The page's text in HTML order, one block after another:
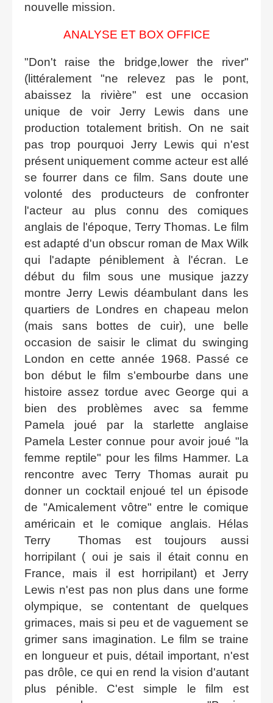
nouvelle mission.
ANALYSE ET BOX OFFICE
"Don't raise the bridge,lower the river"
(littéralement "ne relevez pas le pont,
abaissez la rivière" est une occasion
unique de voir Jerry Lewis dans une
production totalement british. On ne sait
pas trop pourquoi Jerry Lewis qui n'est
présent uniquement comme acteur est allé
se fourrer dans ce film. Sans doute une
volonté des producteurs de confronter
l'acteur au plus connu des comiques
anglais de l'époque, Terry Thomas. Le film
est adapté d'un obscur roman de Max Wilk
qui l'adapte péniblement à l'écran. Le
début du film sous une musique jazzy
montre Jerry Lewis déambulant dans les
quartiers de Londres en chapeau melon
(mais sans bottes de cuir), une belle
occasion de saisir le climat du swinging
London en cette année 1968. Passé ce
bon début le film s'embourbe dans une
histoire assez tordue avec George qui a
bien des problèmes avec sa femme
Pamela joué par la starlette anglaise
Pamela Lester connue pour avoir joué "la
femme reptile" pour les films Hammer. La
rencontre avec Terry Thomas aurait pu
donner un cocktail enjoué tel un épisode
de "Amicalement vôtre" entre le comique
américain et le comique anglais. Hélas
Terry Thomas est toujours aussi
horripilant ( oui je sais il était connu en
France, mais il est horripilant) et Jerry
Lewis n'est pas non plus dans une forme
olympique, se contentant de quelques
grimaces, mais si peu et de vaguement se
grimer sans imagination. Le film se traine
en longueur et puis, détail important, n'est
pas drôle, ce qui en rend la vision d'autant
plus pénible. C'est simple le film est